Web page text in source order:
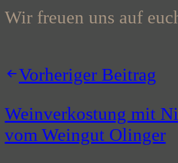
Wir freuen uns auf
Vorheriger Beitrag
Weinverkostung mit
vom Weingut Olinger